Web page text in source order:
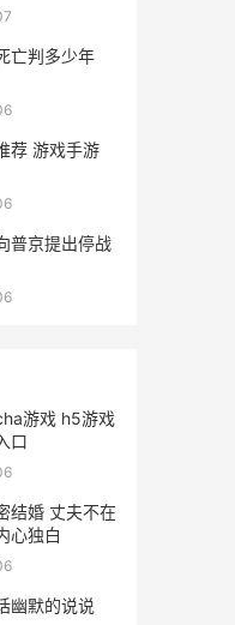
亡判多少年
荐 游戏手游
普京提出停战
游戏 h5游戏
口
结婚 丈夫不在
心独白
幽默的说说